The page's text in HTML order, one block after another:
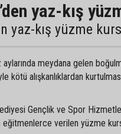
yaz-kış
yaz-kış yüzme
meydana gelen
kötü alışkanlıklardan
Gençlik ve Spor
verilen yüzme